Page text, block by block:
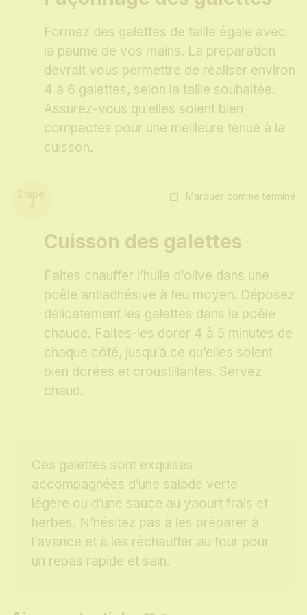
Formez des galettes de taille égale avec
la paume de vos mains. La préparation
devrait vous permettre de réaliser environ
4 à 6 galettes, selon la taille souhaitée.
Assurez-vous qu’elles soient bien
compactes pour une meilleure tenue à la
cuisson.
Marquer comme terminé
Cuisson des galettes
Faites chauffer l’huile d’olive dans une
poêle antiadhésive à feu moyen. Déposez
délicatement les galettes dans la poêle
chaude. Faites-les dorer 4 à 5 minutes de
chaque côté, jusqu’à ce qu’elles soient
bien dorées et croustillantes. Servez
chaud.
Ces galettes sont exquises
accompagnées d’une salade verte
légère ou d’une sauce au yaourt frais et
herbes. N’hésitez pas à les préparer à
l’avance et à les réchauffer au four pour
un repas rapide et sain.